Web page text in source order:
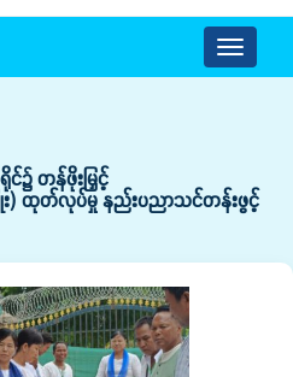
Toggle
င်၌ တန်ဖိုးမြှင့်
း) ထုတ်လုပ်မှု နည်းပညာသင်တန်းဖွင့်